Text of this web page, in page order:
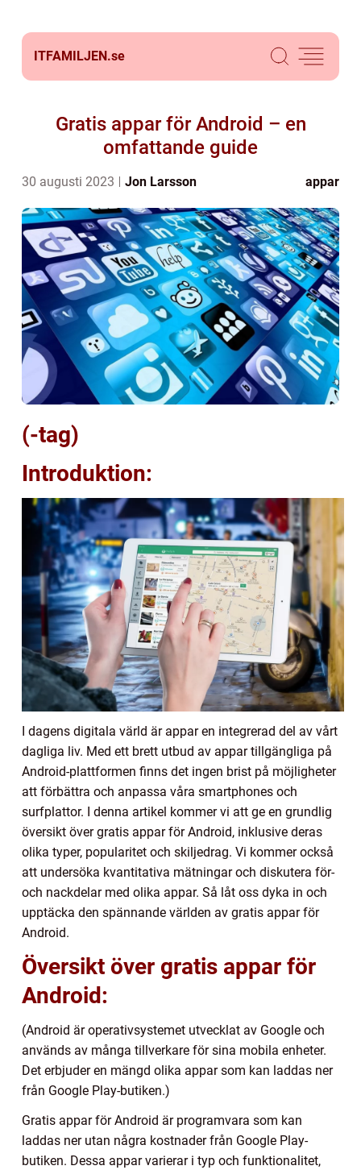
ITFAMILJEN.se
Gratis appar för Android – en
omfattande guide
30 augusti 2023 Jon Larsson appar
(-tag)
Introduktion:
I dagens digitala värld är appar en integrerad del av vårt
dagliga liv. Med ett brett utbud av appar tillgängliga på
Android-plattformen finns det ingen brist på möjligheter
att förbättra och anpassa våra smartphones och
surfplattor. I denna artikel kommer vi att ge en grundlig
översikt över gratis appar för Android, inklusive deras
olika typer, popularitet och skiljedrag. Vi kommer också
att undersöka kvantitativa mätningar och diskutera för-
och nackdelar med olika appar. Så låt oss dyka in och
upptäcka den spännande världen av gratis appar för
Android.
Översikt över gratis appar för
Android:
(Android är operativsystemet utvecklat av Google och
används av många tillverkare för sina mobila enheter.
Det erbjuder en mängd olika appar som kan laddas ner
från Google Play-butiken.)
Gratis appar för Android är programvara som kan
laddas ner utan några kostnader från Google Play-
butiken. Dessa appar varierar i typ och funktionalitet,